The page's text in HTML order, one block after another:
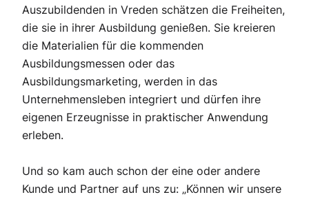
Auszubildenden in Vreden schätzen die Freiheiten,
die sie in ihrer Ausbildung genießen. Sie kreieren
die Materialien für die kommenden
Ausbildungsmessen oder das
Ausbildungsmarketing, werden in das
Unternehmensleben integriert und dürfen ihre
eigenen Erzeugnisse in praktischer Anwendung
erleben.
Und so kam auch schon der eine oder andere
Kunde und Partner auf uns zu: „Können wir unsere